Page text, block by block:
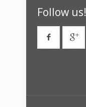
Follow us!